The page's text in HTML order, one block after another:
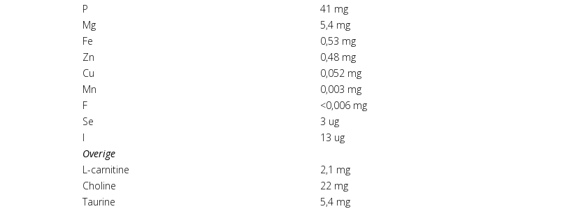
P
41 mg
Mg
5,4 mg
Fe
0,53 mg
Zn
0,48 mg
Cu
0,052 mg
Mn
0,003 mg
F
<0,006 mg
Se
3 ug
I
13 ug
Overige
L-carnitine
2,1 mg
Choline
22 mg
Taurine
5,4 mg